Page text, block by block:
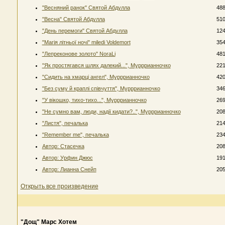
"Весняний ранок" Святой Абдулла
"Весна" Святой Абдулла
"День перемоги" Святой Абдулла
"Магія літньої ночі" miledi Voldemort
"Лепреконове золото" NoraLi
"Як простягався шлях далекий...", Мурррианночко
"Сидить на хмарці ангел", Мурррианночко
"Без суму й краплі співчуття", Мурррианночко
"У вікошко, тихо-тихо...", Мурррианночко
"Не сумно вам, люди, надії кидати?..", Мурррианночко
"Листя", печалька
"Remember me", печалька
Автор: Стасечка
Автор: Урфин Джюс
Автор: Лианна Снейп
Открыть все произведение
"Дощ" Марс Хотем